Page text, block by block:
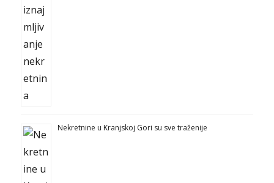
Nekretnine u Kranjskoj Gori su sve traženije